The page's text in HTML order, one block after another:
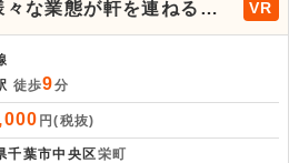
な業態が軒を連ねる繁
抜き店舗。
VR
徒歩9分
円(税抜)
千葉市中央区栄町